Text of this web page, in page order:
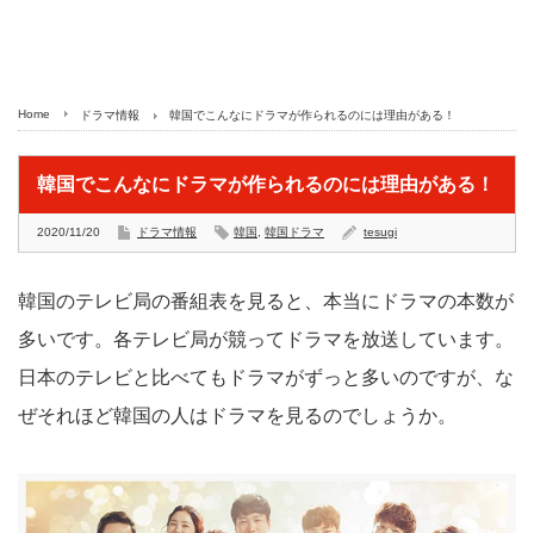
Home ドラマ情報 韓国でこんなにドラマが作られるのには理由がある！
韓国でこんなにドラマが作られるのには理由がある！
2020/11/20 ドラマ情報 韓国 韓国ドラマ tesugi
韓国のテレビ局の番組表を見ると、本当にドラマの本数が
多いです。各テレビ局が競ってドラマを放送しています。
日本のテレビと比べてもドラマがずっと多いのですが、な
ぜそれほど韓国の人はドラマを見るのでしょうか。